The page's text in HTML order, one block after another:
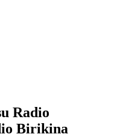
Radio
Birikina